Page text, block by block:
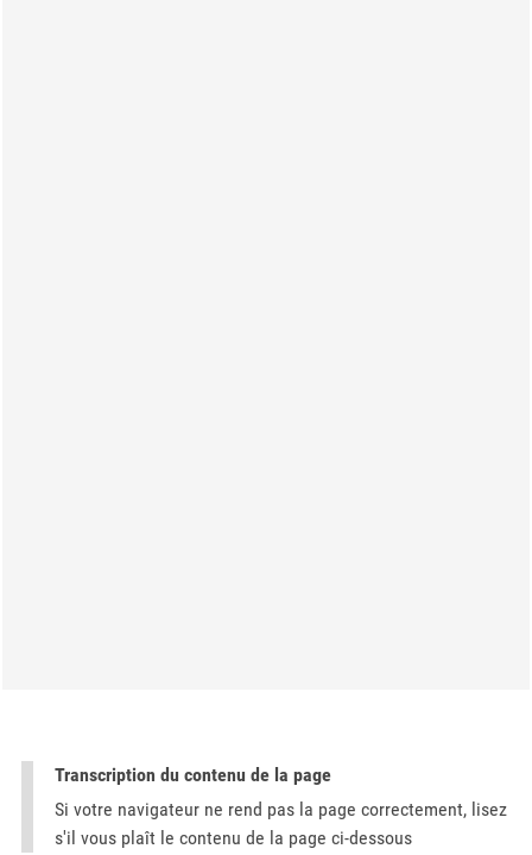
Transcription du contenu de la page
Si votre navigateur ne rend pas la page correctement, lisez
s'il vous plaît le contenu de la page ci-dessous